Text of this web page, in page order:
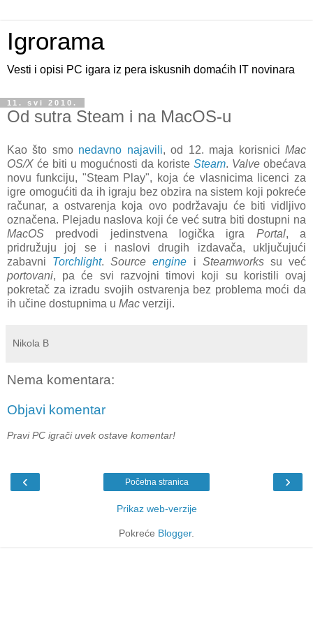
Igrorama
Vesti i opisi PC igara iz pera iskusnih domaćih IT novinara
11. svi 2010.
Od sutra Steam i na MacOS-u
Kao što smo nedavno najavili, od 12. maja korisniciMac
OS/X će biti u mogućnosti da koriste Steam. Valve obećava
novu funkciju, "Steam Play", koja će vlasnicima licenci za
igre omogućiti da ih igraju bez obzira na sistem koji pokreće
računar, a ostvarenja koja ovo podržavaju će biti vidljivo
označena. Plejadu naslova koji će već sutra biti dostupni na
MacOS predvodi jedinstvena logička igra Portal, a
pridružuju joj se i naslovi drugih izdavača, uključujući
zabavni Torchlight.Sourceengine i Steamworkssu već
portovani, pa će svi razvojni timovi koji su koristili ovaj
pokretač za izradu svojih ostvarenja bez problema moći da
ih učine dostupnima u Mac verziji.
Nikola B
Nema komentara:
Objavi komentar
Pravi PC igrači uvek ostave komentar!
‹ ›
Početna stranica
Prikaz web-verzije
Pokreće Blogger.